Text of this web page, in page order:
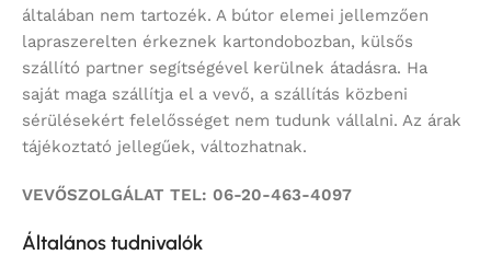
általában nem tartozék. A bútor elemei jellemzően
lapraszerelten érkeznek kartondobozban, külsős
szállító partner segítségével kerülnek átadásra. Ha
saját maga szállítja el a vevő, a szállítás közbeni
sérülésekért felelősséget nem tudunk vállalni. Az árak
tájékoztató jellegűek, változhatnak.
VEVŐSZOLGÁLAT TEL: 06-20-463-4097
Általános tudnivalók